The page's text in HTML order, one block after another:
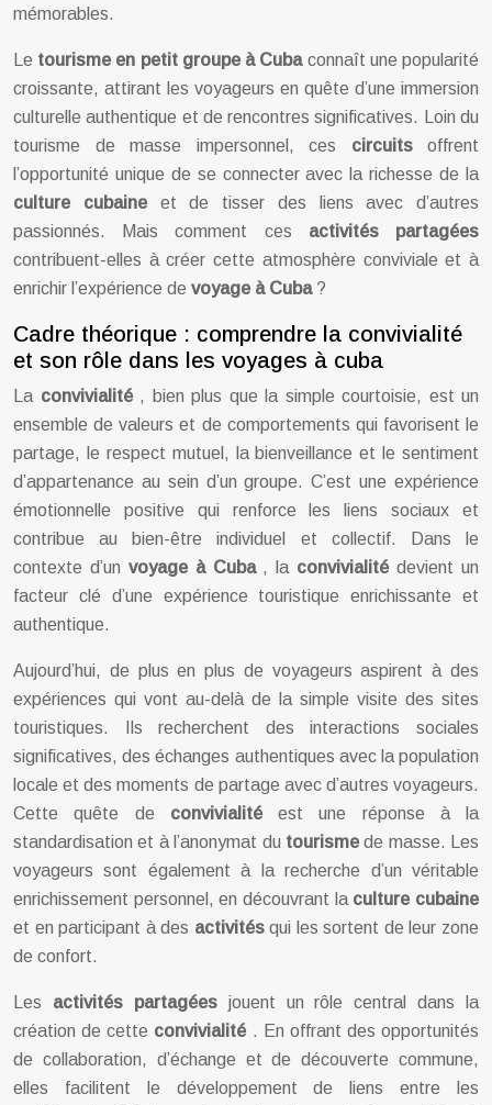
mémorables.
Le tourisme en petit groupe à Cuba connaît une popularité
croissante, attirant les voyageurs en quête d’une immersion
culturelle authentique et de rencontres significatives. Loin du
tourisme de masse impersonnel, ces circuits offrent
l’opportunité unique de se connecter avec la richesse de la
culture cubaine et de tisser des liens avec d’autres
passionnés. Mais comment ces activités partagées
contribuent-elles à créer cette atmosphère conviviale et à
enrichir l’expérience de voyage à Cuba ?
Cadre théorique : comprendre la convivialité
et son rôle dans les voyages à cuba
La convivialité , bien plus que la simple courtoisie, est un
ensemble de valeurs et de comportements qui favorisent le
partage, le respect mutuel, la bienveillance et le sentiment
d’appartenance au sein d’un groupe. C’est une expérience
émotionnelle positive qui renforce les liens sociaux et
contribue au bien-être individuel et collectif. Dans le
contexte d’un voyage à Cuba , la convivialitédevient un
facteur clé d’une expérience touristique enrichissante et
authentique.
Aujourd’hui, de plus en plus de voyageurs aspirent à des
expériences qui vont au-delà de la simple visite des sites
touristiques. Ils recherchent des interactions sociales
significatives, des échanges authentiques avec la population
locale et des moments de partage avec d’autres voyageurs.
Cette quête de convivialité est une réponse à la
standardisation et à l’anonymat du tourismede masse. Les
voyageurs sont également à la recherche d’un véritable
enrichissement personnel, en découvrant la culture cubaine
et en participant à des activitésqui les sortent de leur zone
de confort.
Les activités partagées jouent un rôle central dans la
création de cette convivialité . En offrant des opportunités
de collaboration, d’échange et de découverte commune,
elles facilitent le développement de liens entre les